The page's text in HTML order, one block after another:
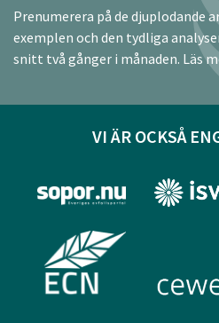
Prenumerera på de djuplodande
exemplen och den tydliga
snitt två gånger i månaden. Läs
VI ÄR OCKSÅ